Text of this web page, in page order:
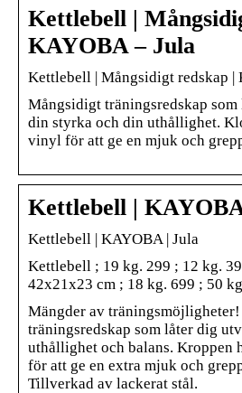
Kettlebell |
KAYOBA – Jula
Kettlebell | Mångsidigt redskap |
Mångsidigt träningsredskap
din styrka och din uthållighet.
vinyl för att ge en mjuk och
Kettlebell |
Kettlebell | KAYOBA | Jula
Kettlebell ; 19 kg. 299 ; 12 kg.
42x21x23 cm ; 18 kg. 699 ; 50
Mängder av
träningsredskap som låter dig
uthållighet och balans. Kroppen
för att ge en extra mjuk och
Tillverkad av lackerat stål.